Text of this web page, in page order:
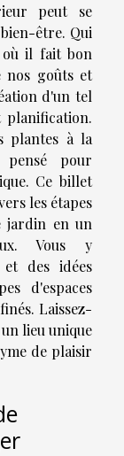
peut se
être. Qui
où il fait bon
nos goûts et
d'un tel
planification.
plantes à la
pour
Ce billet
les étapes
jardin en un
Vous y
et des idées
d'espaces
Laissez-
lieu unique
de plaisir